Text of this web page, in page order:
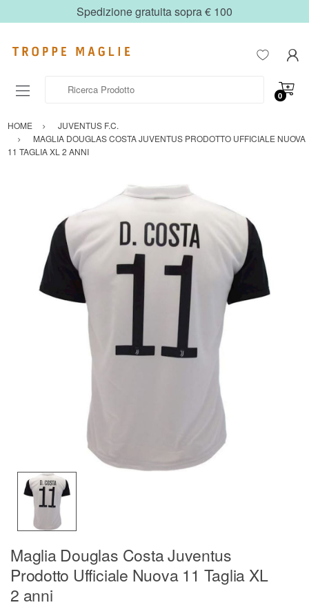
Spedizione gratuita sopra € 100
0
HOME
JUVENTUS F.C.
MAGLIA DOUGLAS COSTA JUVENTUS PRODOTTO UFFICIALE NUOVA
11 TAGLIA XL 2 ANNI
Maglia Douglas Costa Juventus
Prodotto Ufficiale Nuova 11 Taglia XL
2 anni